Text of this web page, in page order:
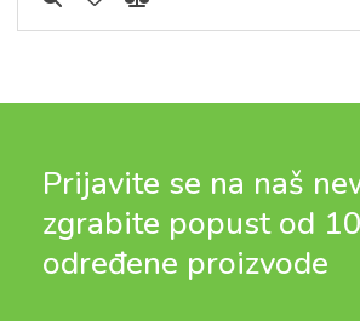
Prijavite se na naš
zgrabite popust od
određene proizvode